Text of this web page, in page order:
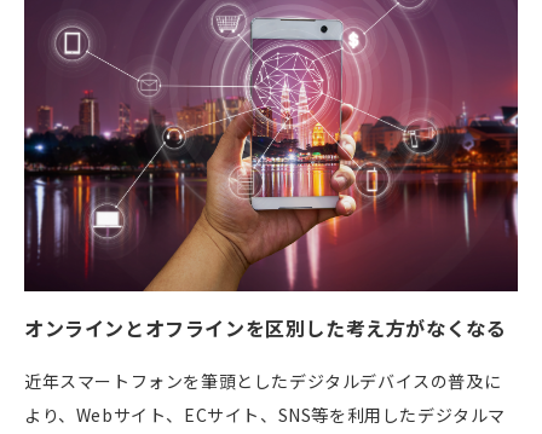
オンラインとオフラインを区別した考え方がなくなる
近年スマートフォンを筆頭としたデジタルデバイスの普及に
より、 Webサイト、 ECサイト、 SNS等を利用したデジタルマ